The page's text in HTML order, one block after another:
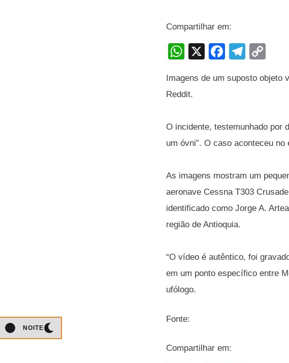
NOITE
Compartilhar em:
W
at
s
p
p
X
F
c
o
o
T
e
m
p
n
k
Imagens de um suposto
Reddit.
O incidente, testemunhado por
um óvni”. O caso aconteceu
As imagens mostram um
aeronave Cessna T303
identificado como Jorge A.
região de Antioquia.
“O vídeo é autêntico, foi
em um ponto específico entre
ufólogo.
Fonte:
Compartilhar em: